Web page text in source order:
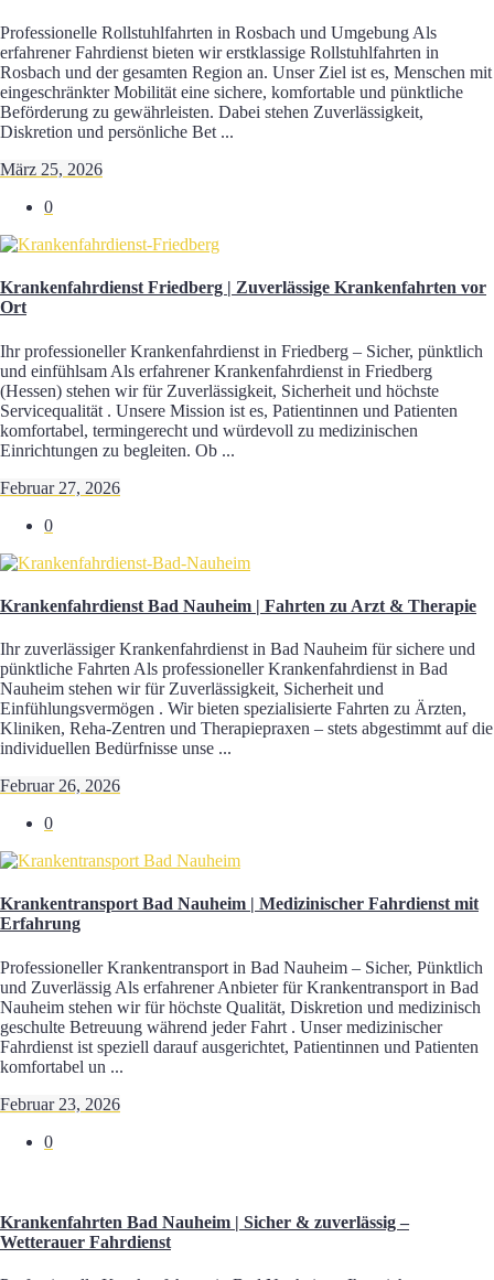
Professionelle Rollstuhlfahrten in Rosbach und Umgebung Als
erfahrener Fahrdienst bieten wir erstklassige Rollstuhlfahrten in
Rosbach und der gesamten Region an. Unser Ziel ist es, Menschen mit
eingeschränkter Mobilität eine sichere, komfortable und pünktliche
Beförderung zu gewährleisten. Dabei stehen Zuverlässigkeit,
Diskretion und persönliche Bet ...
März 25, 2026
0
Krankenfahrdienst Friedberg | Zuverlässige Krankenfahrten vor
Ort
Ihr professioneller Krankenfahrdienst in Friedberg – Sicher, pünktlich
und einfühlsam Als erfahrener Krankenfahrdienst in Friedberg
(Hessen) stehen wir für Zuverlässigkeit, Sicherheit und höchste
Servicequalität . Unsere Mission ist es, Patientinnen und Patienten
komfortabel, termingerecht und würdevoll zu medizinischen
Einrichtungen zu begleiten. Ob ...
Februar 27, 2026
0
Krankenfahrdienst Bad Nauheim | Fahrten zu Arzt & Therapie
Ihr zuverlässiger Krankenfahrdienst in Bad Nauheim für sichere und
pünktliche Fahrten Als professioneller Krankenfahrdienst in Bad
Nauheim stehen wir für Zuverlässigkeit, Sicherheit und
Einfühlungsvermögen . Wir bieten spezialisierte Fahrten zu Ärzten,
Kliniken, Reha-Zentren und Therapiepraxen – stets abgestimmt auf die
individuellen Bedürfnisse unse ...
Februar 26, 2026
0
Krankentransport Bad Nauheim | Medizinischer Fahrdienst mit
Erfahrung
Professioneller Krankentransport in Bad Nauheim – Sicher, Pünktlich
und Zuverlässig Als erfahrener Anbieter für Krankentransport in Bad
Nauheim stehen wir für höchste Qualität, Diskretion und medizinisch
geschulte Betreuung während jeder Fahrt . Unser medizinischer
Fahrdienst ist speziell darauf ausgerichtet, Patientinnen und Patienten
komfortabel un ...
Februar 23, 2026
0
Krankenfahrten Bad Nauheim | Sicher & zuverlässig –
Wetterauer Fahrdienst